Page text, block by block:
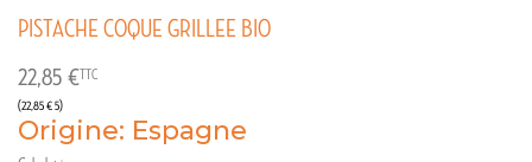
PISTACHE COQUE GRILLEE BIO
22,85 €
(22,85 € 5)
TTC
Origine: Espagne